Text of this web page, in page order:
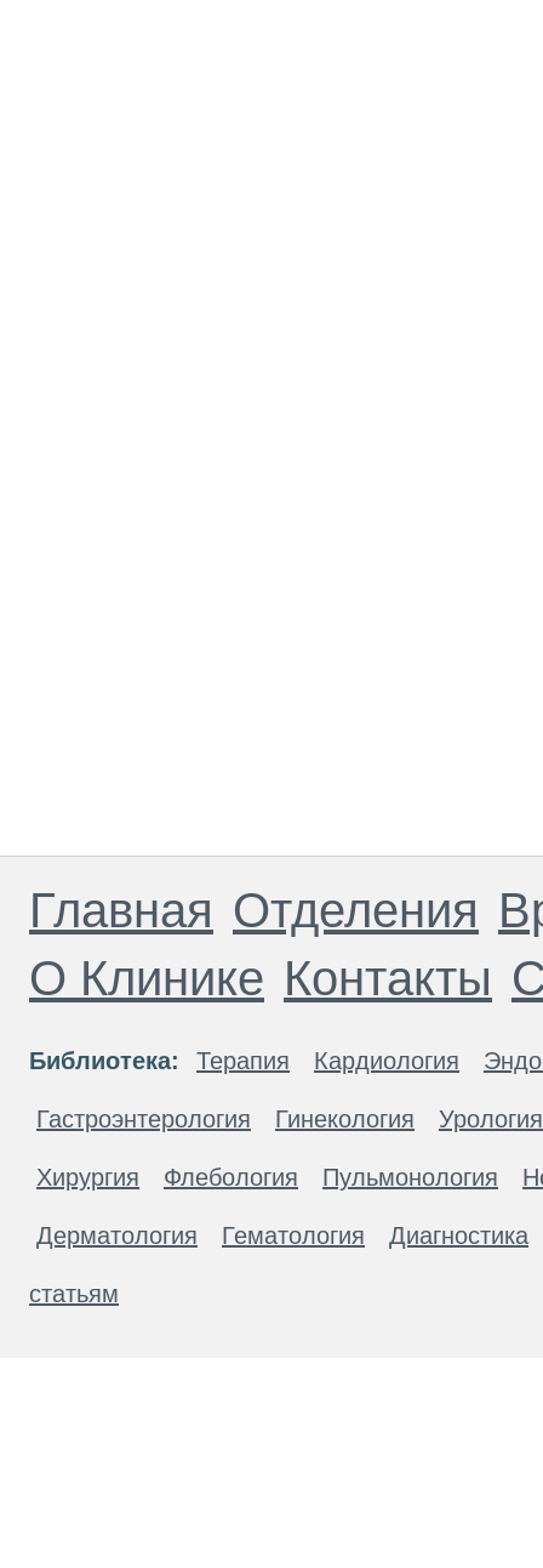
Главная Отделения
О Клинике Контакты
Библиотека: Терапия Кардиология
Гастроэнтерология Гинекология Урология
Хирургия Флебология Пульмонология
Дерматология Гематология Диагностика
статьям